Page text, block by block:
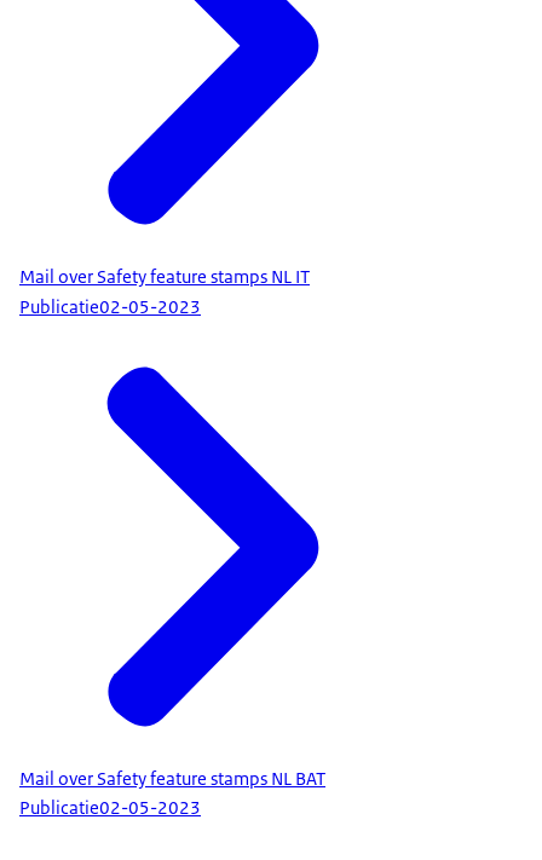
Mail over Safety feature stamps NL IT
Publicatie02-05-2023
Mail over Safety feature stamps NL BAT
Publicatie02-05-2023